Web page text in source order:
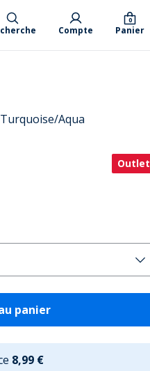
Compte Panier
0
Aqua
Outlet
panier
8,99 €